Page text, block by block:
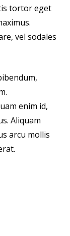
tortor eget
vel sodales
enim id,
Aliquam
arcu mollis